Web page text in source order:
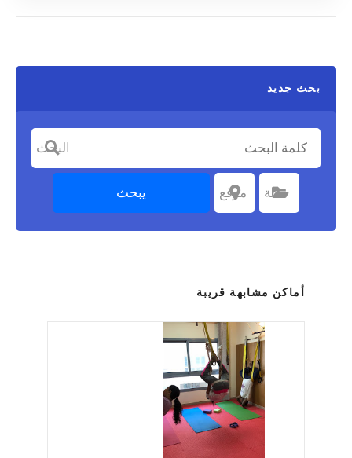
بحث جديد
كلمة البحث
فئة
اختر الفئة موقع
اختر موقعا يبحث
أماكن مشابهة قريبة